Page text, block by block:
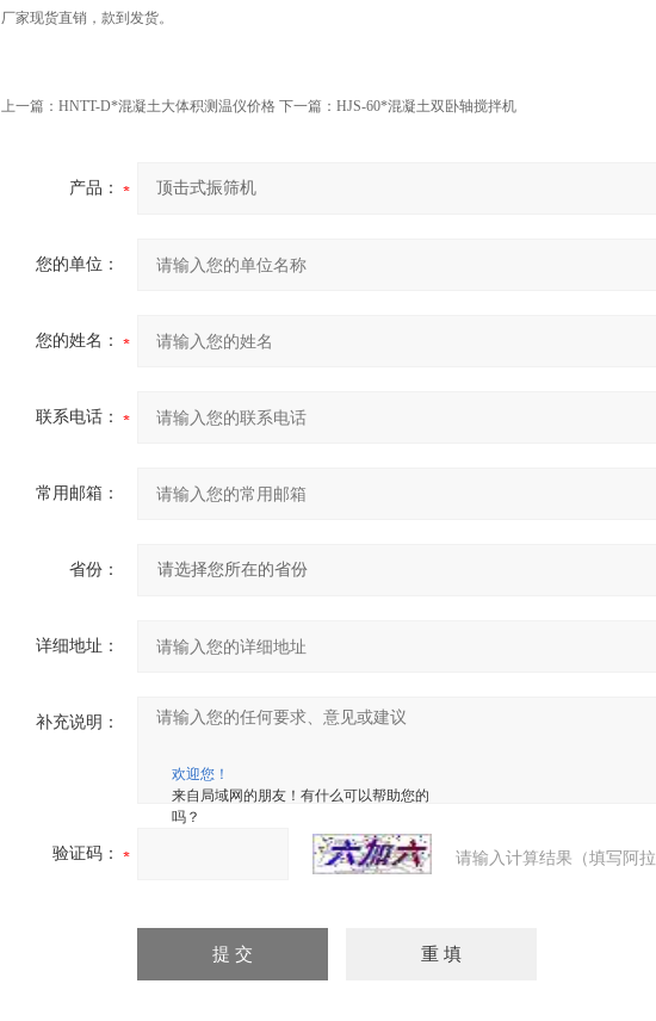
欢迎您！
来自局域网的朋友！有什么可以帮助您的
吗？
厂家现货直销，款到发货。
上一篇： HNTT-D*混凝土大体积测温仪价格 下一篇： HJS-60*混凝土双卧轴搅拌机
产品：
您的单位：
您的姓名：
联系电话：
常用邮箱：
省份：
详细地址：
补充说明：
验证码： 请输入计算结果（填写阿